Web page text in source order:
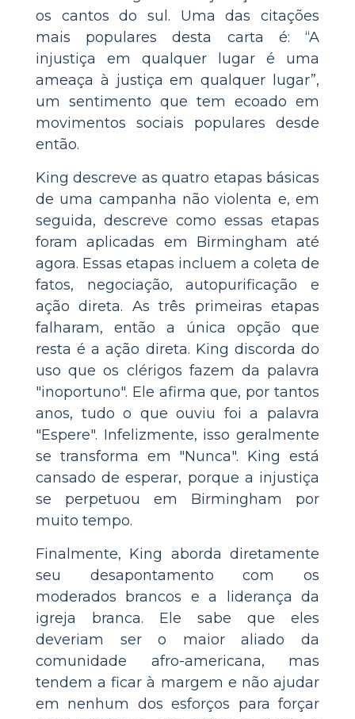
os cantos do sul. Uma das citações
mais populares desta carta é: “A
injustiça em qualquer lugar é uma
ameaça à justiça em qualquer lugar”,
um sentimento que tem ecoado em
movimentos sociais populares desde
então.
King descreve as quatro etapas básicas
de uma campanha não violenta e, em
seguida, descreve como essas etapas
foram aplicadas em Birmingham até
agora. Essas etapas incluem a coleta de
fatos, negociação, autopurificação e
ação direta. As três primeiras etapas
falharam, então a única opção que
resta é a ação direta. King discorda do
uso que os clérigos fazem da palavra
"inoportuno". Ele afirma que, por tantos
anos, tudo o que ouviu foi a palavra
"Espere". Infelizmente, isso geralmente
se transforma em "Nunca". King está
cansado de esperar, porque a injustiça
se perpetuou em Birmingham por
muito tempo.
Finalmente, King aborda diretamente
seu desapontamento com os
moderados brancos e a liderança da
igreja branca. Ele sabe que eles
deveriam ser o maior aliado da
comunidade afro-americana, mas
tendem a ficar à margem e não ajudar
em nenhum dos esforços para forçar